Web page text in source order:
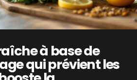
à base de
qui prévient les